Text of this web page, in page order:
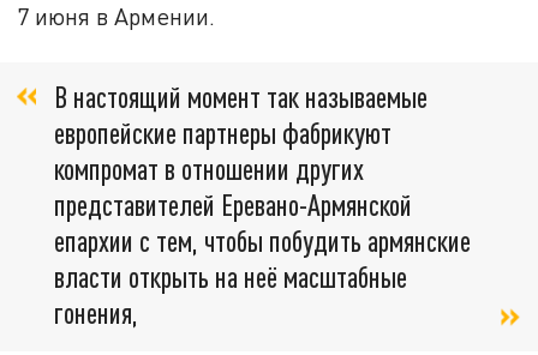
7 июня в Армении.
В настоящий момент так называемые
европейские партнеры фабрикуют
компромат в отношении других
представителей Еревано-Армянской
епархии с тем, чтобы побудить армянские
власти открыть на неё масштабные
гонения,